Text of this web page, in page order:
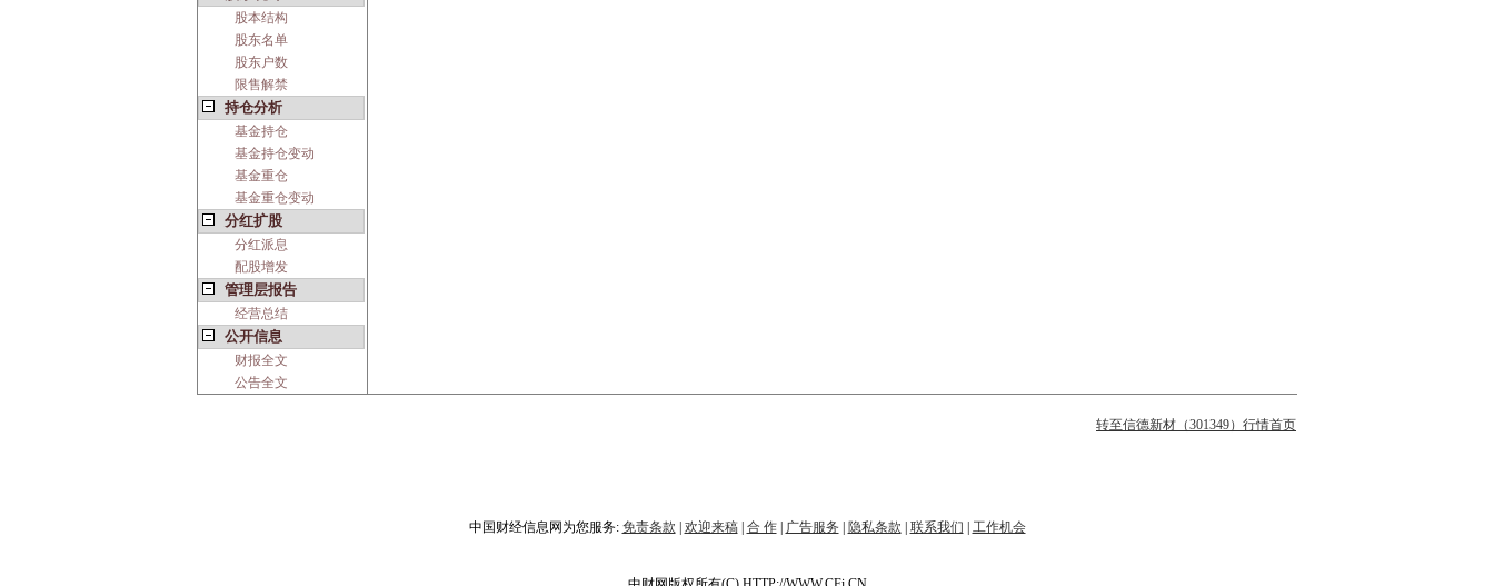
股本结构
股东名单
股东户数
限售解禁
持仓分析
基金持仓
基金持仓变动
基金重仓
基金重仓变动
分红扩股
分红派息
配股增发
管理层报告
经营总结
公开信息
财报全文
公告全文
转至信德新材（301349）行情首页
中国财经信息网为您服务: 免责条款 欢迎来稿| 合 作| 广告服务 隐私条款 联系我们 工作机会